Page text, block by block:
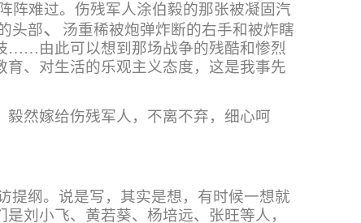
阵难过。伤残军人涂伯毅的那张被凝固汽
头部、
汤重稀被炮弹炸断的右手和被炸瞎
……由此可以想到那场战争的残酷和惨烈
、对生活的乐观主义态度，这是我事先
然嫁给伤残军人，不离不弃，细心呵
提纲。说是写，其实是想，有时候一想就
刘小飞、黄若葵、杨培远、张旺等人，